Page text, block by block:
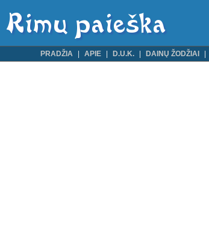
PRADŽIA APIE D.U.K. DAINŲ ŽODŽIAI